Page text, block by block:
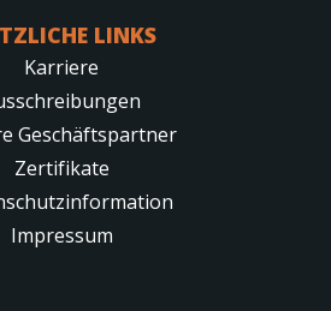
LINKS
Karriere
Geschäftspartner
Zertifikate
Impressum